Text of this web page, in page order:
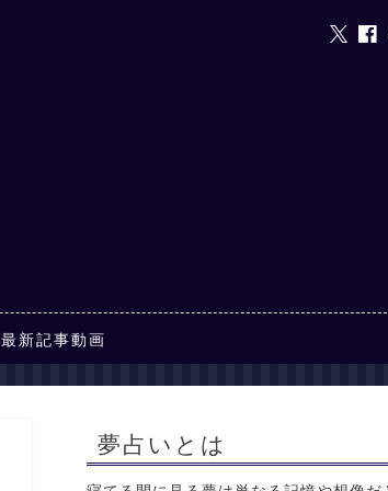
最新記事動画
夢占いとは